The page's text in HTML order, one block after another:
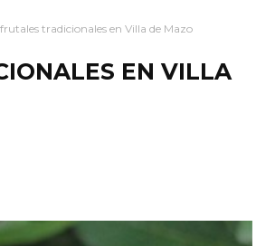
tradicionales en Villa de Mazo
EN VILLA